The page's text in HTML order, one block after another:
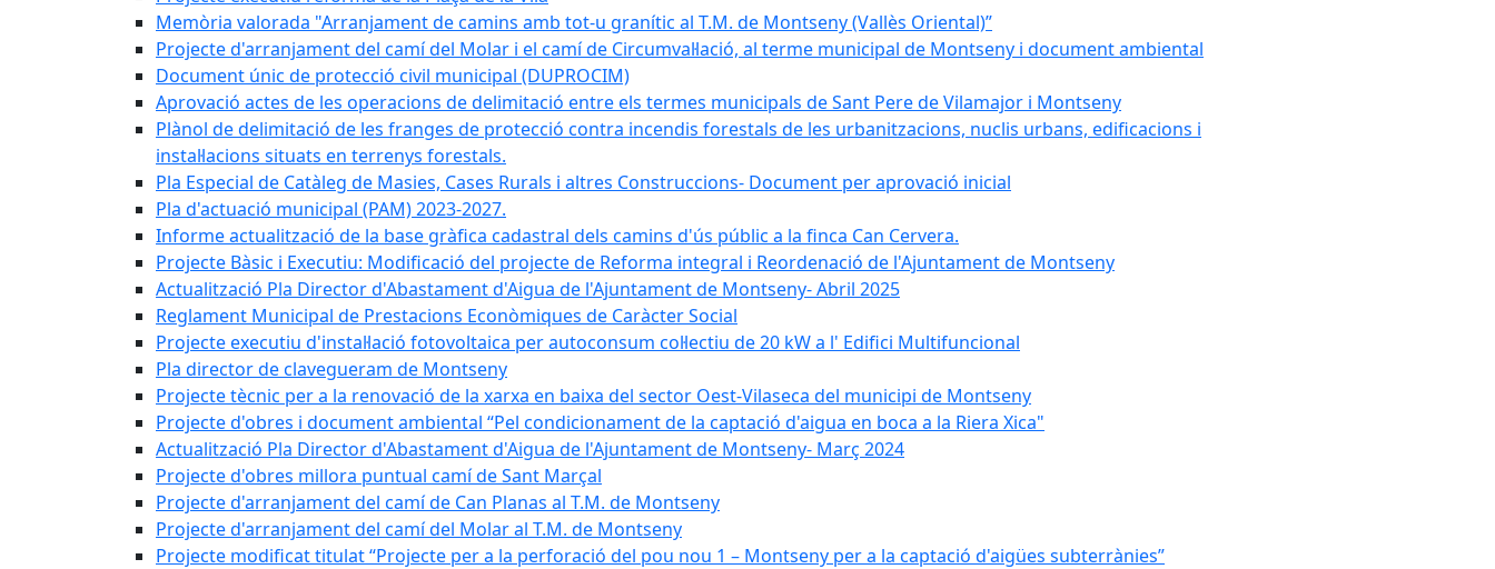
Memòria valorada "Arranjament de camins amb tot-u granític al T.M. de Montseny (Vallès Oriental)”
Projecte d'arranjament del camí del Molar i el camí de Circumval·lació, al terme municipal de Montseny i document ambiental
Document únic de protecció civil municipal (DUPROCIM)
Aprovació actes de les operacions de delimitació entre els termes municipals de Sant Pere de Vilamajor i Montseny
Plànol de delimitació de les franges de protecció contra incendis forestals de les urbanitzacions, nuclis urbans, edificacions i
instal·lacions situats en terrenys forestals.
Pla Especial de Catàleg de Masies, Cases Rurals i altres Construccions- Document per aprovació inicial
Pla d'actuació municipal (PAM) 2023-2027.
Informe actualització de la base gràfica cadastral dels camins d'ús públic a la finca Can Cervera.
Projecte Bàsic i Executiu: Modificació del projecte de Reforma integral i Reordenació de l'Ajuntament de Montseny
Actualització Pla Director d'Abastament d'Aigua de l'Ajuntament de Montseny- Abril 2025
Reglament Municipal de Prestacions Econòmiques de Caràcter Social
Projecte executiu d'instal·lació fotovoltaica per autoconsum col·lectiu de 20 kW a l' Edifici Multifuncional
Pla director de clavegueram de Montseny
Projecte tècnic per a la renovació de la xarxa en baixa del sector Oest-Vilaseca del municipi de Montseny
Projecte d'obres i document ambiental “Pel condicionament de la captació d'aigua en boca a la Riera Xica"
Actualització Pla Director d'Abastament d'Aigua de l'Ajuntament de Montseny- Març 2024
Projecte d'obres millora puntual camí de Sant Marçal
Projecte d'arranjament del camí de Can Planas al T.M. de Montseny
Projecte d'arranjament del camí del Molar al T.M. de Montseny
Projecte modificat titulat “Projecte per a la perforació del pou nou 1 – Montseny per a la captació d'aigües subterrànies”